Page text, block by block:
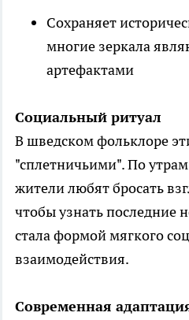
Сохраняет
многие зеркала
артефактами
Социальный ритуал
В шведском фольклоре
"сплетничьими". По
жители любят бросать
чтобы узнать последние
стала формой мягкого
взаимодействия.
Современная